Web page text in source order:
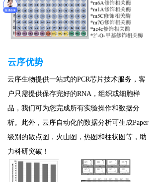
云序优势
云序生物提供一站式的PCR芯片技术服务， 客
户只需提供保存完好的RNA，组织或细胞样
品，我们可为您完成所有实验操作和数据分
析。此外，云序自动化的数据分析可生成Paper
级别的散点图，火山图，热图和柱状图等，助
力科研突破！